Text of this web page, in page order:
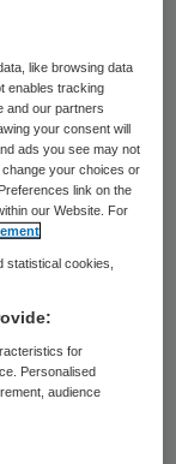
van de
leven tot
leiden,
van de
om
vragen”.
je
legt
uit.
like browsing data
enables tracking
and our partners
your consent will
ads you see may not
your choices or
link on the
our Website. For
statistical cookies,
for
Personalised
audience